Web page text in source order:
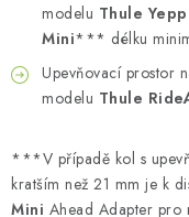
modelu Thule
Mini*** délku
Upevňovací prostor
modelu Thule
***V případě kol s
kratším než 21 mm je k
Mini Ahead Adapter pro